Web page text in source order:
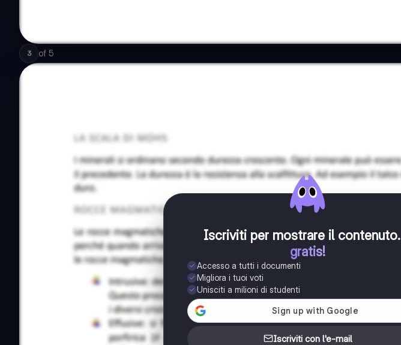
3 of 5
Iscriviti per mostrare il contenuto.
gratis!
Accesso a tutti i documenti
Migliora i tuoi voti
Unisciti a milioni di studenti
Iscriviti con l'e-mail